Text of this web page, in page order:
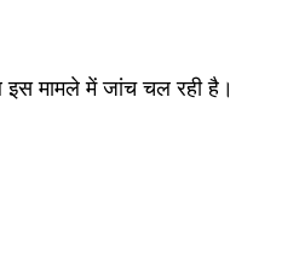
इस मामले में जांच चल रही है।